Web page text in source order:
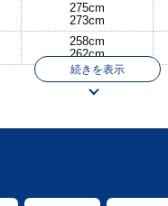
275cm
273cm
258cm
262cm
続きを表示